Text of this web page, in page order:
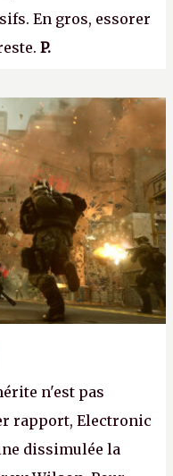
En gros, essorer
P.
n'est pas
rapport, Electronic
dissimulée la